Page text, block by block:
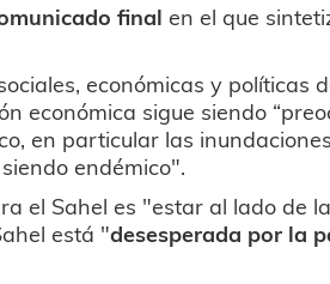
final en el que
económicas y políticas
económica sigue siendo
en particular las inundaciones
endémico".
el Sahel es "estar al lado de
está "desesperada por la